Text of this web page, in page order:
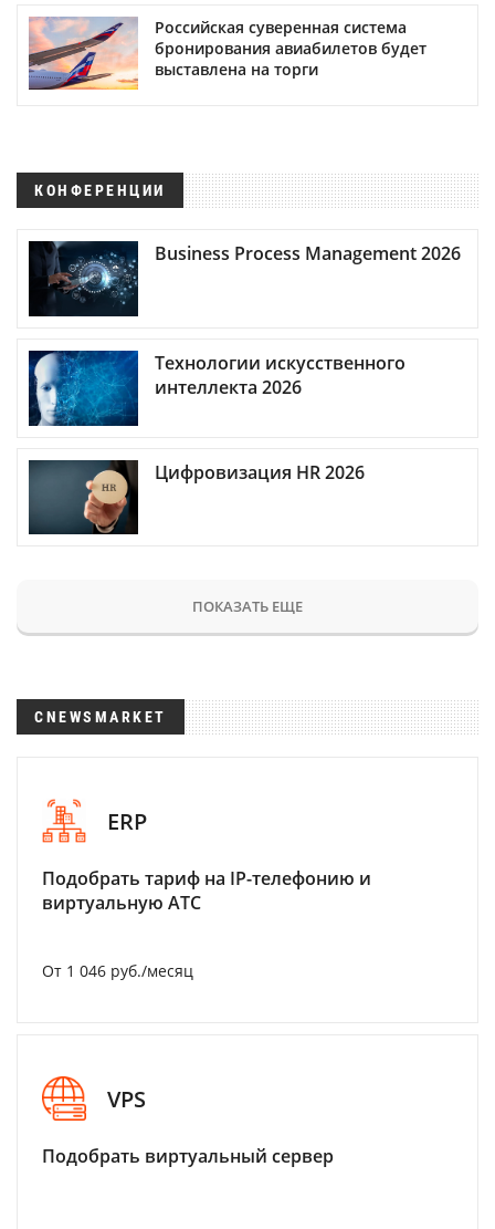
Российская суверенная система
бронирования авиабилетов будет
выставлена на торги
КОНФЕРЕНЦИИ
Business Process Management 2026
Технологии искусственного
интеллекта 2026
Цифровизация HR 2026
ПОКАЗАТЬ ЕЩЕ
CNEWSMARKET
ERP
Подобрать тариф на IP-телефонию и
виртуальную АТС
От 1 046 руб./месяц
VPS
Подобрать виртуальный сервер